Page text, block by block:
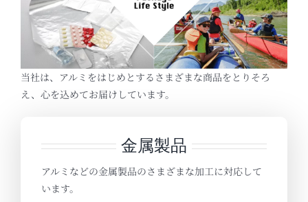
当社は、アルミをはじめとするさまざまな商品をとりそろ
え、心を込めてお届けしています。
金属製品
アルミなどの金属製品のさまざまな加工に対応して
います。